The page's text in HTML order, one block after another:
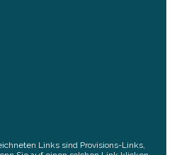
Links sind Provisions-Links,